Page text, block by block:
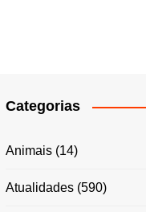
Categorias
Animais(14)
Atualidades(590)